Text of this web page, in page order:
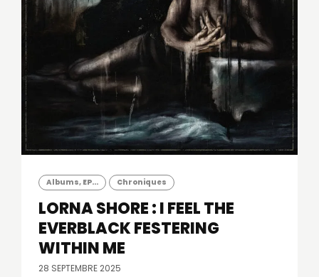
Albums, EP... Chroniques
LORNA SHORE : I FEEL THE
EVERBLACK FESTERING
WITHIN ME
28 SEPTEMBRE 2025